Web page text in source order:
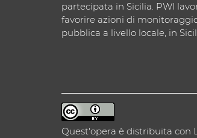
partecipata in Sicilia. PWI
favorire azioni di
pubblica a livello locale, in
Quest'opera è distribuita con